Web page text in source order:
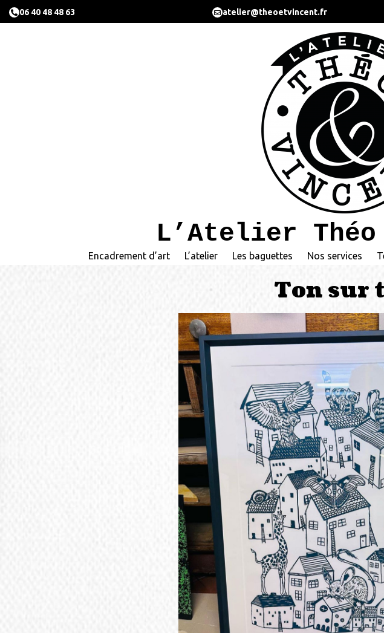
06 40 48 48 63 atelier@theoetvincent.fr
L’Atelier
Encadrement d’art L’atelier Les baguettes Nos services
Ton sur